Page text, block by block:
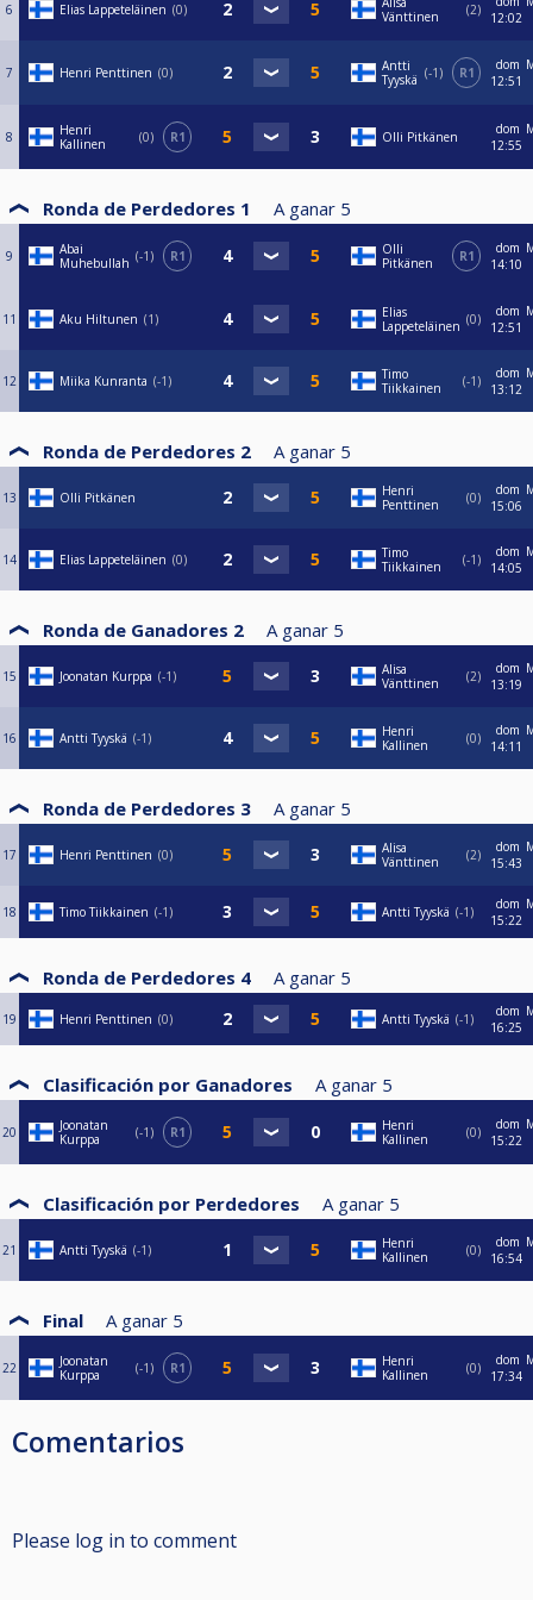
6 Elias Lappeteläinen 0
Vänttinen
2
12:02
7 Henri Penttinen 0
Antti
Tyyskä
-1 R1
dom
12:51
8
Henri
Kallinen
0 R1 Olli Pitkänen
dom
12:55
Ronda de Perdedores 1 A ganar 5
9
Abai
Muhebullah
-1 R1
Olli
Pitkänen
R1
dom
14:10
11 Aku Hiltunen 1
Elias
Lappeteläinen
0
dom
12:51
12 Miika Kunranta -1
Timo
Tiikkainen
-1
dom
13:12
Ronda de Perdedores 2 A ganar 5
13 Olli Pitkänen
Henri
Penttinen
0
dom
15:06
14 Elias Lappeteläinen 0
Timo
Tiikkainen
-1
dom
14:05
Ronda de Ganadores 2 A ganar 5
15 Joonatan Kurppa -1
Alisa
Vänttinen
2
dom
13:19
16 Antti Tyyskä -1
Henri
Kallinen
0
dom
14:11
Ronda de Perdedores 3 A ganar 5
17 Henri Penttinen 0
Alisa
Vänttinen
2
dom
15:43
18 Timo Tiikkainen -1 Antti Tyyskä -1
dom
15:22
Ronda de Perdedores 4 A ganar 5
19 Henri Penttinen 0 Antti Tyyskä -1
dom
16:25
Clasificación por Ganadores A ganar 5
20
Joonatan
Kurppa
-1 R1
Henri
Kallinen
0
dom
15:22
Clasificación por Perdedores A ganar 5
21 Antti Tyyskä -1
Henri
Kallinen
0
dom
16:54
Final A ganar 5
22
Joonatan
Kurppa
-1 R1
Henri
Kallinen
0
dom
17:34
Comentarios
Please log in to comment